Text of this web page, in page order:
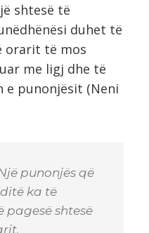
shtesë të
duhet të
orarit të mos
me ligj dhe të
e punonjësit (Neni
punonjës që
ditë ka të
pagesë shtesë